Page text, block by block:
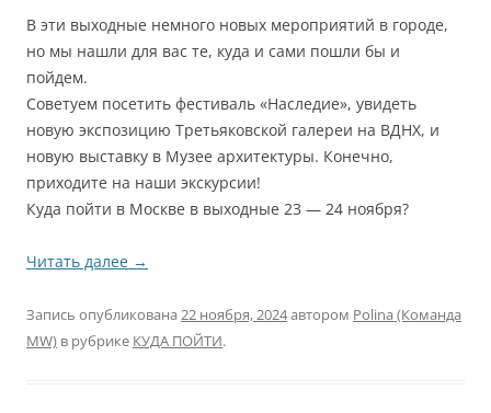
В эти выходные немного новых мероприятий в городе,
но мы нашли для вас те, куда и сами пошли бы и
пойдем.
Советуем посетить фестиваль «Наследие», увидеть
новую экспозицию Третьяковской галереи на ВДНХ, и
новую выставку в Музее архитектуры. Конечно,
приходите на наши экскурсии!
Куда пойти в Москве в выходные 23 — 24 ноября?
Читать далее →
Запись опубликована 22 ноября, 2024автором Polina (Команда
MW) в рубрике КУДА ПОЙТИ.